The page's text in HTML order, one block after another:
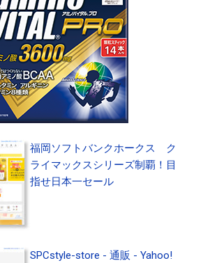
福岡ソフトバンクホークス ク
ライマックスシリーズ制覇！目
指せ日本一セール
SPCstyle-store - 通販 - Yahoo!